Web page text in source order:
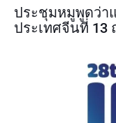
ประชุมหมูพูดว่
ประเทศจีนที่ 13